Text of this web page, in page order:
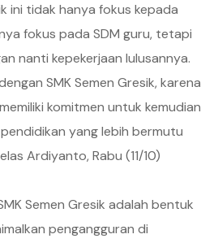
ini tidak hanya fokus kepada
fokus pada SDM guru, tetapi
nanti kepekerjaan lulusannya.
SMK Semen Gresik, karena
komitmen untuk kemudian
yang lebih bermutu
Ardiyanto, Rabu (11/10)
Semen Gresik adalah bentuk
pengangguran di